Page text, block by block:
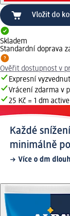
Vložit do
Skladem
Standardní doprava
Ověřit dostupnost v
Expresní
Vrácení zdarma v
25 Kč = 1 dm
Každé
minimálně
Více o dm